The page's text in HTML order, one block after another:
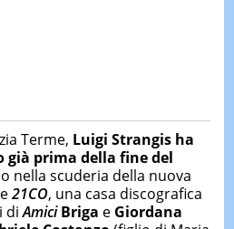
Terme, Luigi Strangis ha
prima della fine del
nella scuderia della nuova
21CO, una casa discografica
diAmici Briga eGiordana